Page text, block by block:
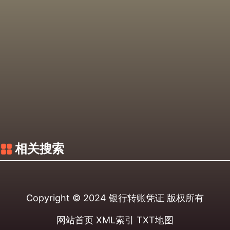
相关搜索
Copyright © 2024 银行转账凭证 版权所有
网站首页 XML索引 TXT地图